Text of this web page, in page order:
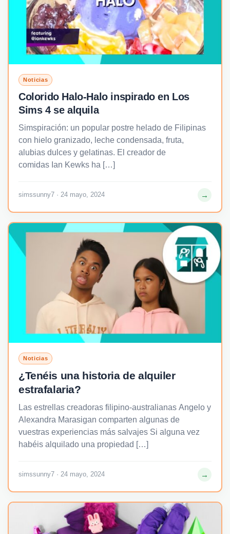
Noticias
Colorido Halo-Halo inspirado en Los
Sims 4 se alquila
Simspiración: un popular postre helado de Filipinas
con hielo granizado, leche condensada, fruta,
alubias dulces y gelatinas. El creador de
comidas Ian Kewks ha […]
simssunny7 · 24 mayo, 2024 →
Noticias
¿Tenéis una historia de alquiler
estrafalaria?
Las estrellas creadoras filipino-australianas Angelo y
Alexandra Marasigan comparten algunas de
vuestras experiencias más salvajes Si alguna vez
habéis alquilado una propiedad […]
simssunny7 · 24 mayo, 2024 →